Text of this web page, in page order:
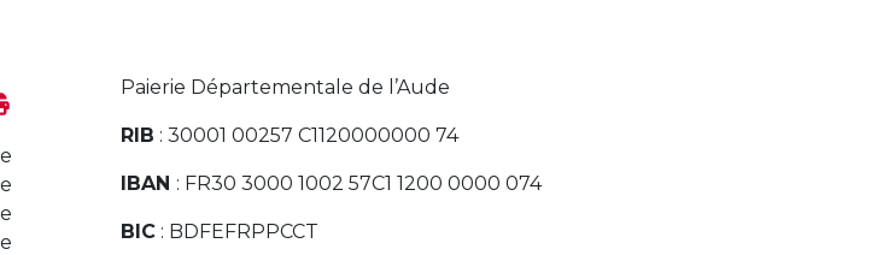
Paierie Départementale de l’Aude
RIB : 30001 00257 C1120000000 74
IBAN : FR30 3000 1002 57C1 1200 0000 074
BIC : BDFEFRPPCCT